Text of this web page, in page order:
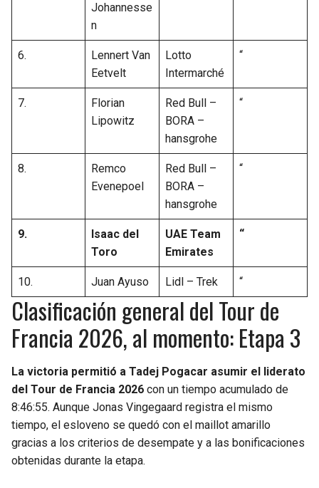
Johannesse
n
6.
Lennert Van
Eetvelt
Lotto
Intermarché
“
7.
Florian
Lipowitz
Red Bull –
BORA –
hansgrohe
“
8.
Remco
Evenepoel
Red Bull –
BORA –
hansgrohe
“
9.
Isaac del
Toro
UAE Team
Emirates
“
10. Juan Ayuso Lidl – Trek “
Clasificación general del Tour de
Francia 2026, al momento: Etapa 3
La victoria permitió a Tadej Pogacar asumir el liderato
del Tour de Francia 2026 con un tiempo acumulado de
8:46:55. Aunque Jonas Vingegaard registra el mismo
tiempo, el esloveno se quedó con el maillot amarillo
gracias a los criterios de desempate y a las bonificaciones
obtenidas durante la etapa.